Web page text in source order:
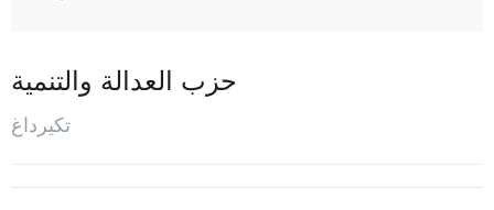
مرمرة إيغريليسي
حزب العدالة والتنمية
تكيرداغ